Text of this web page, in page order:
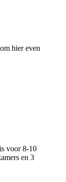
hier even
voor 8-10
en 3